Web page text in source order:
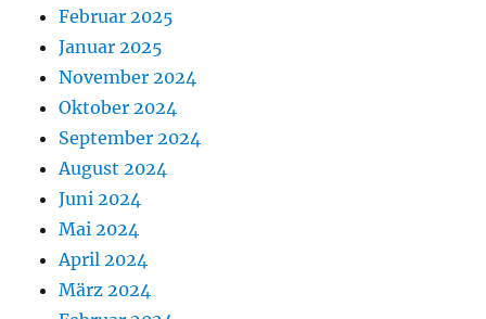
Februar 2025
Januar 2025
November 2024
Oktober 2024
September 2024
August 2024
Juni 2024
Mai 2024
April 2024
März 2024